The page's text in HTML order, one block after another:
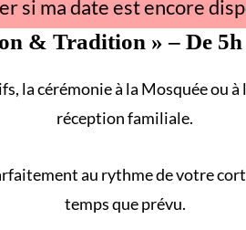
si ma date est encore
& Tradition » – De
la cérémonie à la Mosquéeou à
réception familiale.
au rythme de votre
temps que prévu.